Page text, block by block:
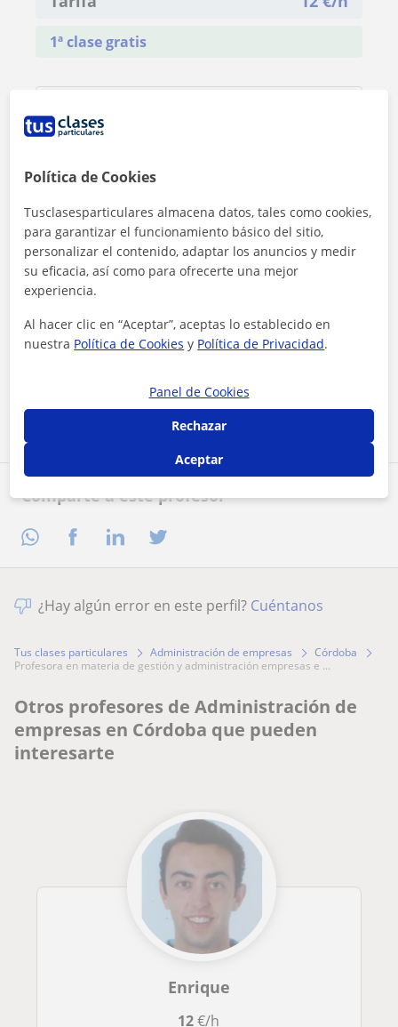
Comparte a este profesor
1ª clase gratis
Al hacer clic, aceptas nuestroaviso legaly deprivacidad
Contactar ahora
¿Hay algún error en este perfil? Cuéntanos
Tus clases particulares Administración de empresas
Córdoba
profesora en materia de gestión y administración empresas e ...
Otros profesores de Administración de
empresas en Córdoba que pueden
interesarte
Enrique
12€/h
Política de Cookies
Tusclasesparticulares almacena datos, tales como cookies,
para garantizar el funcionamiento básico del sitio,
personalizar el contenido, adaptar los anuncios y medir
su eficacia, así como para ofrecerte una mejor
experiencia.
Al hacer clic en “Aceptar”, aceptas lo establecido en
nuestra Política de Cookies y Política de Privacidad.
Panel de Cookies
Rechazar
Aceptar